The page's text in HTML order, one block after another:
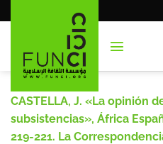
al
CASTELLA, J. «La opinión
subsistencias», África
219-221. La